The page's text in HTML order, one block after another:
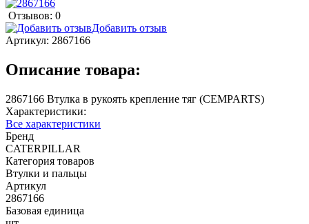
Отзывов: 0
Добавить отзыв
Артикул: 2867166
Описание товара:
2867166 Втулка в рукоять крепление тяг (CEMPARTS)
Характеристики:
Все характеристики
Бренд
CATERPILLAR
Категория товаров
Втулки и пальцы
Артикул
2867166
Базовая единица